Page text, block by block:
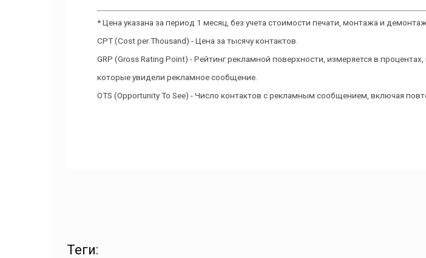
* Цена указана за период 1 месяц, без учета стоимости печати, монтажа и
CPT (Cost per Thousand) - Цена за тысячу контактов.
GRP (Gross Rating Point) - Рейтинг рекламной поверхности, измеряется в
которые увидели рекламное сообщение.
OTS (Opportunity To See) - Число контактов с рекламным сообщением, включая
теги: